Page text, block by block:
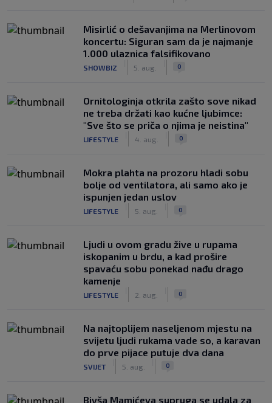
Misirlić o dešavanjima na Merlinovom
koncertu: Siguran sam da je najmanje
1.000 ulaznica falsifikovano
SHOWBIZ 5. aug. 0
Ornitologinja otkrila zašto sove nikad
ne treba držati kao kućne ljubimce:
"Sve što se priča o njima je neistina"
LIFESTYLE 4. aug. 0
Mokra plahta na prozoru hladi sobu
bolje od ventilatora, ali samo ako je
ispunjen jedan uslov
LIFESTYLE 5. aug. 0
Ljudi u ovom gradu žive u rupama
iskopanim u brdu, a kad prošire
spavaću sobu ponekad nađu drago
kamenje
LIFESTYLE 2. aug. 0
Na najtoplijem naseljenom mjestu na
svijetu ljudi rukama vade so, a karavan
do prve pijace putuje dva dana
SVIJET 5. aug. 0
Bivša Mamićeva supruga se udala za